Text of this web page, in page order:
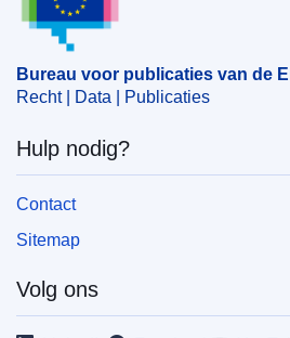
Bureau voor publicaties van de
Recht | Data | Publicaties
Hulp nodig?
Contact
Sitemap
Volg ons